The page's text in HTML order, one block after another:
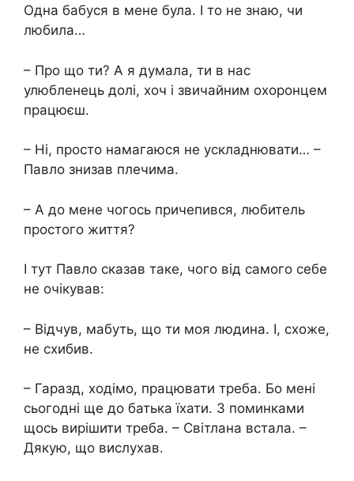
Одна бабуся в мене була. І то не знаю, чи
любила…
– Про що ти? А я думала, ти в нас
улюбленець долі, хоч і звичайним охоронцем
працюєш.
– Ні, просто намагаюся не ускладнювати… –
Павло знизав плечима.
– А до мене чогось причепився, любитель
простого життя?
І тут Павло сказав таке, чого від самого себе
не очікував:
– Відчув, мабуть, що ти моя людина. І, схоже,
не схибив.
– Гаразд, ходімо, працювати треба. Бо мені
сьогодні ще до батька їхати. З поминками
щось вирішити треба. – Світлана встала. –
Дякую, що вислухав.